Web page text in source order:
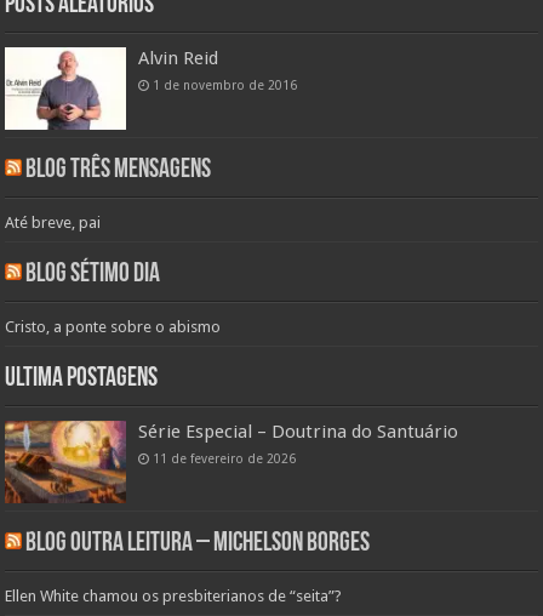
Alvin Reid
1 de novembro de 2016
Blog Três Mensagens
Até breve, pai
Blog Sétimo Dia
Cristo, a ponte sobre o abismo
Ultima Postagens
Série Especial – Doutrina do Santuário
11 de fevereiro de 2026
Blog Outra Leitura – Michelson Borges
Ellen White chamou os presbiterianos de “seita”?